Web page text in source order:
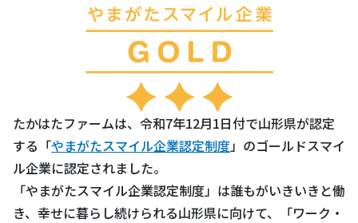
たかはたファームは、令和7年12月1日付で山形県が認定
する「やまがたスマイル企業認定制度」のゴールドスマイ
ル企業に認定されました。
「やまがたスマイル企業認定制度」は誰もがいきいきと働
き、幸せに暮らし続けられる山形県に向けて、「ワーク・